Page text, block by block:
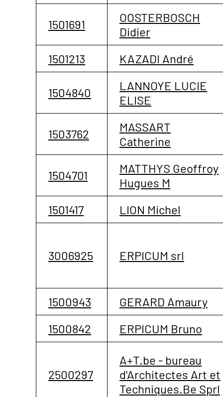
1501691
OOSTERBOSCH
Didier
1501213
KAZADI André
1504840
LANNOYE LUCIE
ELISE
1503762
MASSART
Catherine
1504701
MATTHYS Geoffroy
Hugues M
1501417
LION Michel
3006925 ERPICUM srl
1500943
GERARD Amaury
1500842
ERPICUM Bruno
2500297
A+T.be - bureau
d'Architectes Art et
Techniques.Be Sprl